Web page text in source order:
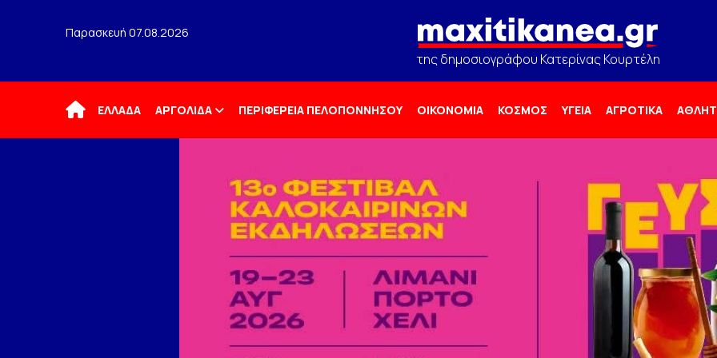
Παρασκευή 07.08.2026
της δημοσιογράφου Κατερίνας Κουρτέλη
ΑρχικήΕΛΛΑΔΑ ΑΡΓΟΛΙΔΑ ΠΕΡΙΦΕΡΕΙΑ ΠΕΛΟΠΟΝΝΗΣΟΥ ΟΙΚΟΝΟΜΙΑ ΚΟΣΜΟΣ ΥΓΕΙΑ ΑΓΡΟΤΙΚΑ